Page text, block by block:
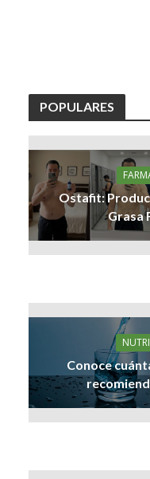
POPULARES
Ostafit:
Grasa
Conoce